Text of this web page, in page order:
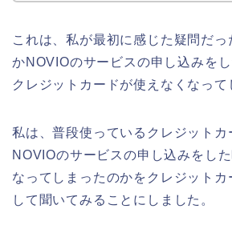
これは、私が最初に感じた疑問だ
かNOVIOのサービスの申し込みを
クレジットカードが使えなくなって
私は、普段使っているクレジットカ
NOVIOのサービスの申し込みをし
なってしまったのかをクレジットカ
して聞いてみることにしました。